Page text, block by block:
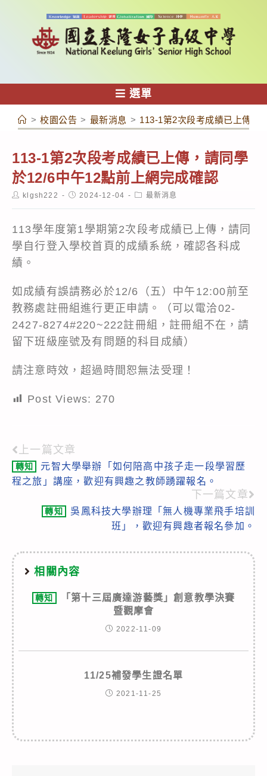
容
選單
> 校園公告 > 最新消息 > 113-1第2次段考成績已上傳，
113-1第2次段考成績已上傳，請同學
於12/6中午12點前上網完成確認
Postklgsh222
Post2024-12-04
Post最新消息
113學年度第1學期第2次段考成績已上傳，請同
學自行登入學校首頁的成績系統 ，確認各科成
績。
如成績有誤請務必於12/6（五）中午12:00前至
教務處註冊組進行更正申請。（可以電洽02-
2427-8274#220~222註冊組，註冊組不在，請
留下班級座號及有問題的科目成績）
請注意時效，超過時間恕無法受理！
Post Views: 270
Read
more
上一篇文章
轉知
元智大學舉辦「如何陪高中孩子走一段學習歷
程之旅」講座，歡迎有興趣之教師踴躍報名。
下一篇文章
轉知
吳鳳科技大學辦理「無人機專業飛手培訓
班」，歡迎有興趣者報名參加。
相關內容
轉知
「第十三屆廣達游藝獎」創意教學決賽
暨觀摩會
2022-11-09
11/25補發學生證名單
2021-11-25